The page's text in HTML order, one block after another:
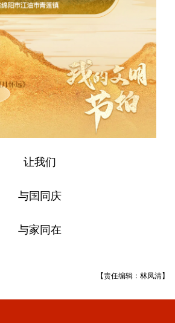
让我们
与国同庆
与家同在
【责任编辑：林凤清】